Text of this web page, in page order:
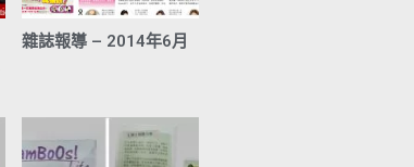
雜誌報導 – 2014年6月